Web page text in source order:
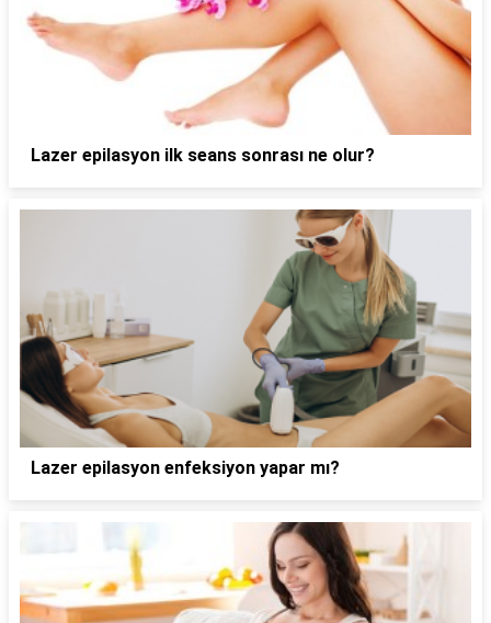
Lazer epilasyon ilk seans sonrası ne olur?
Lazer epilasyon enfeksiyon yapar mı?